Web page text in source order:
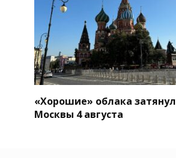
«Хорошие» облака
Москвы 4 августа